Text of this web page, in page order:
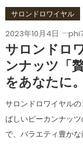
サロンドロワイヤル
2023年10月4日
サロンドロ
ンナッツ「
をあなたに。
サロンドロワイヤル
ばしいピーカンナッ
で、バラエティ豊かな